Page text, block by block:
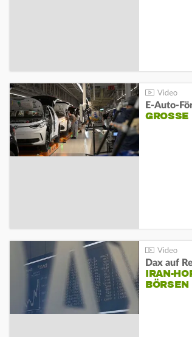
E-Auto-
GROSSE
Dax auf
IRAN-
BÖRSEN